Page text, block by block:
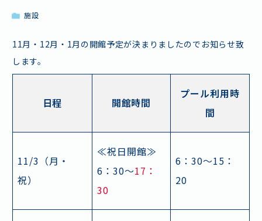
施設
11月・12月・1月の開館予定が決まりましたのでお知らせ致
します。
日程 開館時間
プール利用時
間
11/3（月・
祝）
≪祝日開館≫
6：30～17：
30
6：30～15：
20